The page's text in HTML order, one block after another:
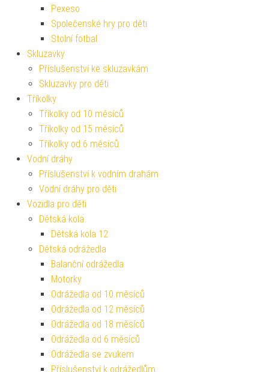
Pexeso
Společenské hry pro děti
Stolní fotbal
Skluzavky
Příslušenství ke skluzavkám
Skluzavky pro děti
Tříkolky
Tříkolky od 10 měsíců
Tříkolky od 15 měsíců
Tříkolky od 6 měsíců
Vodní dráhy
Příslušenství k vodním drahám
Vodní dráhy pro děti
Vozidla pro děti
Dětská kola
Dětská kola 12
Dětská odrážedla
Balanční odrážedla
Motorky
Odrážedla od 10 měsíců
Odrážedla od 12 měsíců
Odrážedla od 18 měsíců
Odrážedla od 6 měsíců
Odrážedla se zvukem
Příslušenství k odrážedlům